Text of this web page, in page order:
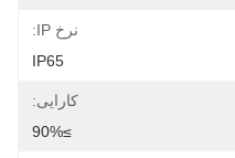
نرخ IP:
IP65
کارایی:
≥90%